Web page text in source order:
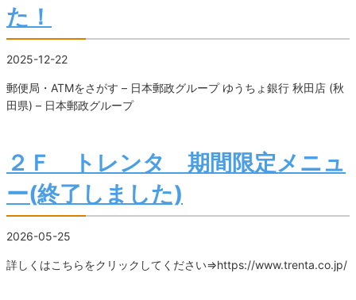
た！
2025-12-22
郵便局・ATMをさがす – 日本郵政グループ ゆうちょ銀行 秋田店 (秋
田県) – 日本郵政グループ
２Ｆ トレンタ 期間限定メニュ
ー(終了しました)
2026-05-25
詳しくはこちらをクリックしてください⇒https://www.trenta.co.jp/